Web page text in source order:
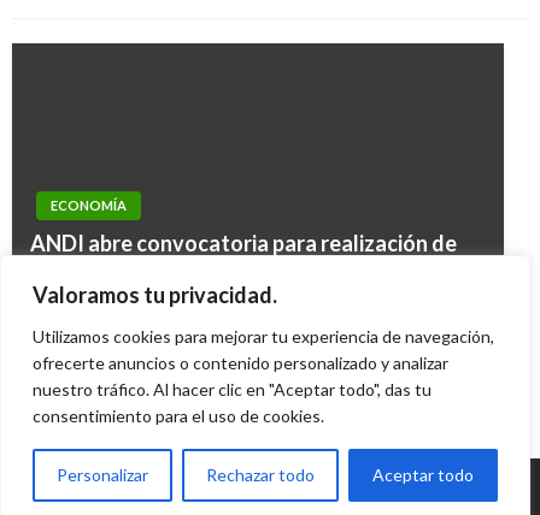
Valoramos tu privacidad.
Utilizamos cookies para mejorar tu experiencia de navegación,
ofrecerte anuncios o contenido personalizado y analizar
nuestro tráfico. Al hacer clic en "Aceptar todo", das tu
consentimiento para el uso de cookies.
Personalizar Rechazar todo Aceptar todo
ECONOMÍA
ANDI abre convocatoria para realización de
Romero
Iván Briceño viernes abril 12, 2019
ECONOMÍA
Iván Briceño jueves enero 9, 2020